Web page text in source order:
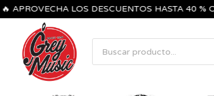
LOS DESCUENTOS HASTA 40 % OFF